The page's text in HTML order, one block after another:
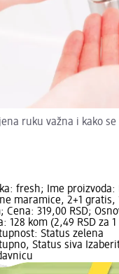
ruku važna i kako
fresh; Ime proizvoda:
maramice, 2+1 gratis,
Cena: 319,00 RSD;
128 kom (2,49 RSD za 1
Status zelena
Status siva